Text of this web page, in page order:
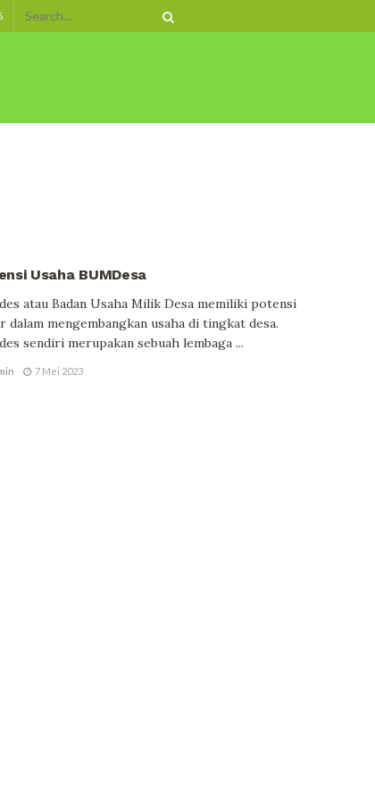
Usaha BUMDesa
atau Badan Usaha Milik Desa memiliki potensi
dalam mengembangkan usaha di tingkat desa.
sendiri merupakan sebuah lembaga ...
7 Mei 2023